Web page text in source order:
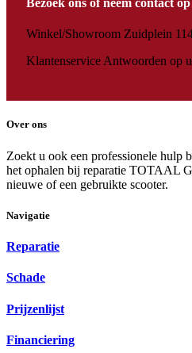
Bezoek ons of neem contact
Winkel/Showroom Zuidplein
Klantenservice Antwoorden op
Over ons
Zoekt u ook een professionele hulp
het ophalen bij reparatie TOTAAL
nieuwe of een gebruikte scooter.
Navigatie
Reparatie
Schade
Prijzenlijst
Financiering